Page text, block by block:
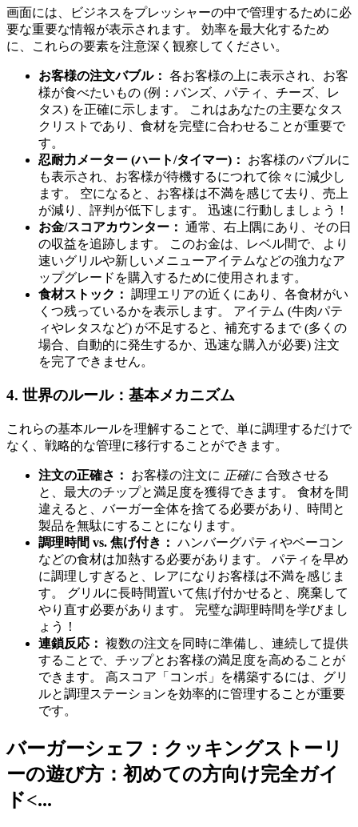
画面には、ビジネスをプレッシャーの中で管理するために必
要な重要な情報が表示されます。 効率を最大化するため
に、これらの要素を注意深く観察してください。
お客様の注文バブル： 各お客様の上に表示され、お客
様が食べたいもの (例：バンズ、パティ、チーズ、レ
タス) を正確に示します。 これはあなたの主要なタス
クリストであり、食材を完璧に合わせることが重要で
す。
忍耐力メーター (ハート/タイマー)：
お客様のバブルに
も表示され、お客様が待機するにつれて徐々に減少し
ます。 空になると、お客様は不満を感じて去り、売上
が減り、評判が低下します。 迅速に行動しましょう！
お金/スコアカウンター： 通常、右上隅にあり、その日
の収益を追跡します。 このお金は、レベル間で、より
速いグリルや新しいメニューアイテムなどの強力なア
ップグレードを購入するために使用されます。
食材ストック： 調理エリアの近くにあり、各食材がい
くつ残っているかを表示します。 アイテム (牛肉パテ
ィやレタスなど) が不足すると、補充するまで (多くの
場合、自動的に発生するか、迅速な購入が必要) 注文
を完了できません。
4. 世界のルール：基本メカニズム
これらの基本ルールを理解することで、単に調理するだけで
なく、戦略的な管理に移行することができます。
注文の正確さ： お客様の注文に 正確に 合致させる
と、最大のチップと満足度を獲得できます。 食材を間
違えると、バーガー全体を捨てる必要があり、時間と
製品を無駄にすることになります。
調理時間 vs. 焦げ付き： ハンバーグパティやベーコン
などの食材は加熱する必要があります。 パティを早め
に調理しすぎると、レアになりお客様は不満を感じま
す。 グリルに長時間置いて焦げ付かせると、廃棄して
やり直す必要があります。 完璧な調理時間を学びまし
ょう！
連鎖反応： 複数の注文を同時に準備し、連続して提供
することで、チップとお客様の満足度を高めることが
できます。 高スコア「コンボ」を構築するには、グリ
ルと調理ステーションを効率的に管理することが重要
です。
バーガーシェフ：クッキングストーリ
ーの遊び方：初めての方向け完全ガイ
ド<...